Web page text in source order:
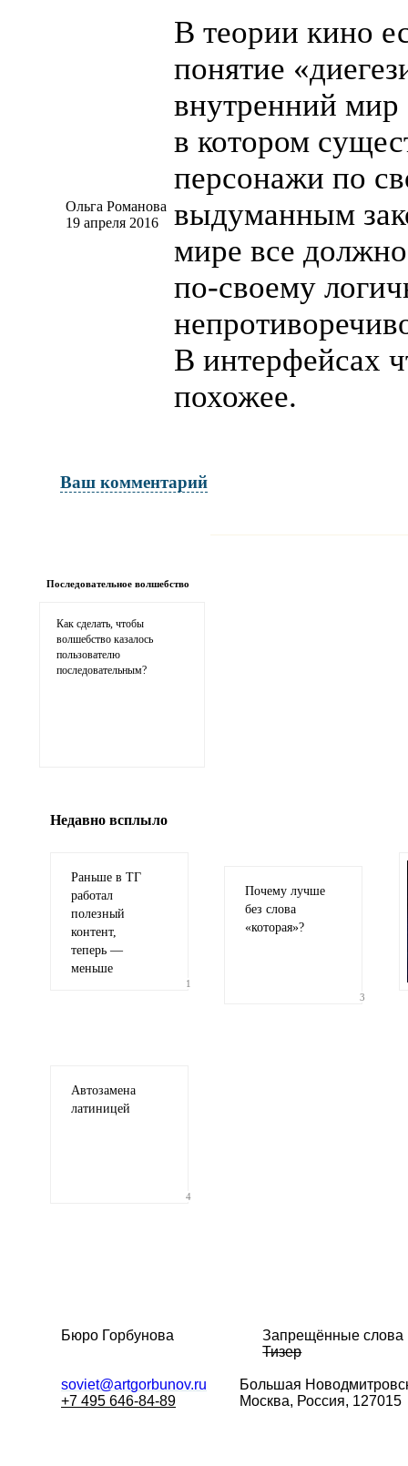
Ольга Романова
19 апреля 2016
В теории кино
понятие
внутренний
в котором
персонажи по
выдуманным
мире все
по-своему
В интерфейсах
похожее.
Ваш комментарий
Иллюстрация
Последовательное волшебство
Как сделать, чтобы
волшебство казалось
пользователю
последовательным?
Недавно всплыло
Раньше в ТГ
работал
полезный
контент,
теперь —
меньше
1
Почему лучше
без слова
«которая»?
3
Автозамена
латиницей
4
Бюро Горбунова
Запрещённые слова
Тизер
soviet@artgorbunov.ru
+7 495 646-84-89
Большая
Москва, Россия, 127015